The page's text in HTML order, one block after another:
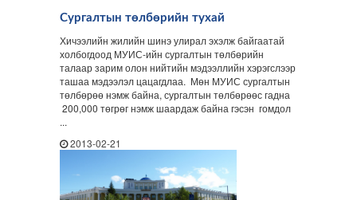
Сургалтын төлбөрийн тухай
Хичээлийн жилийн шинэ улирал эхэлж байгаатай
холбогдоод МУИС-ийн сургалтын төлбөрийн
талаар зарим олон нийтийн мэдээллийн хэрэгслээр
ташаа мэдээлэл цацагдлаа. Мөн МУИС сургалтын
төлбөрөө нэмж байна, сургалтын төлбөрөөс гадна
200,000 төгрөг нэмж шаардаж байна гэсэн гомдол
...
2013-02-21